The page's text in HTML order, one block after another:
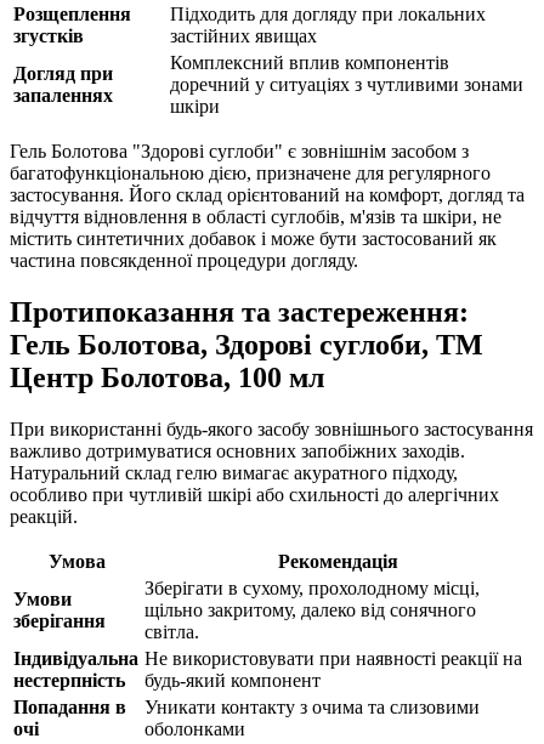
Розщеплення
згустків
Підходить для догляду при локальних
застійних явищах
Догляд при
запаленнях
Комплексний вплив компонентів
доречний у ситуаціях з чутливими зонами
шкіри
Гель Болотова "Здорові суглоби" є зовнішнім засобом з
багатофункціональною дією, призначене для регулярного
застосування. Його склад орієнтований на комфорт, догляд та
відчуття відновлення в області суглобів, м'язів та шкіри, не
містить синтетичних добавок і може бути застосований як
частина повсякденної процедури догляду.
Протипоказання та застереження:
Гель Болотова, Здорові суглоби, ТМ
Центр Болотова, 100 мл
При використанні будь-якого засобу зовнішнього застосування
важливо дотримуватися основних запобіжних заходів.
Натуральний склад гелю вимагає акуратного підходу,
особливо при чутливій шкірі або схильності до алергічних
реакцій.
Умова
Рекомендація
Умови
зберігання
Зберігати в сухому, прохолодному місці,
щільно закритому, далеко від сонячного
світла.
Індивідуальна
нестерпність
Не використовувати при наявності реакції на
будь-який компонент
Попадання в
очі
Уникати контакту з очима та слизовими
оболонками